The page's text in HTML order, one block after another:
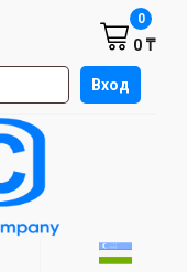
сайте Вход
0 ₸
0
Бишкек